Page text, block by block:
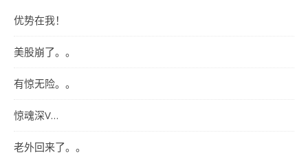
优势在我！
美股崩了。。
有惊无险。。
惊魂深V…
老外回来了。。